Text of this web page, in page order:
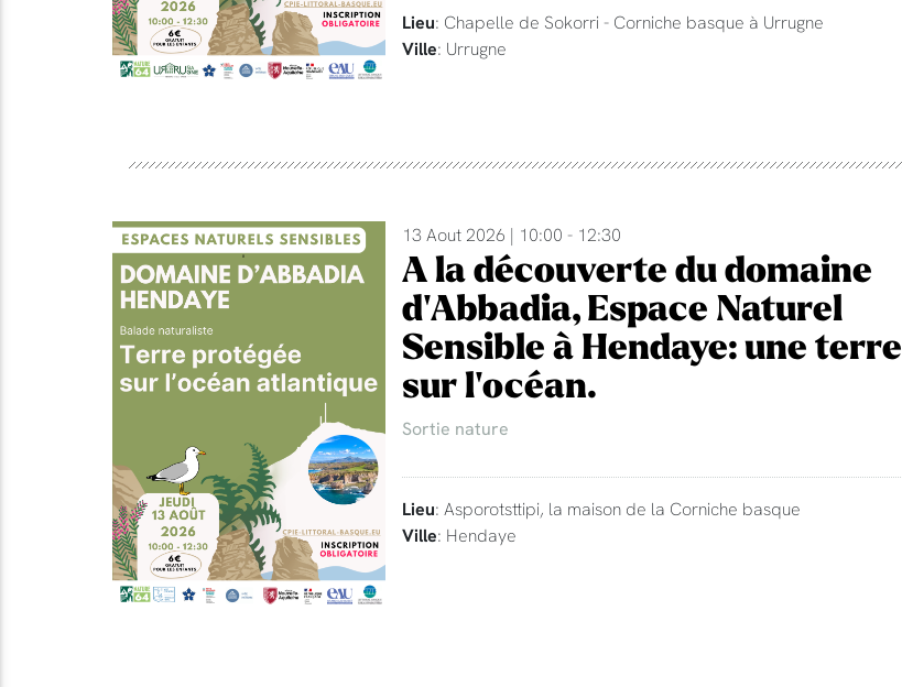
Lieu: Chapelle de Sokorri - Corniche basque à Urrugne
Ville: Urrugne
13 Aout 2026 | 10:00 - 12:30
A la découverte du domaine
d'Abbadia, Espace Naturel
Sensible à Hendaye: une terre
sur l'océan.
Sortie nature
Lieu: Asporotsttipi, la maison de la Corniche basque
Ville: Hendaye